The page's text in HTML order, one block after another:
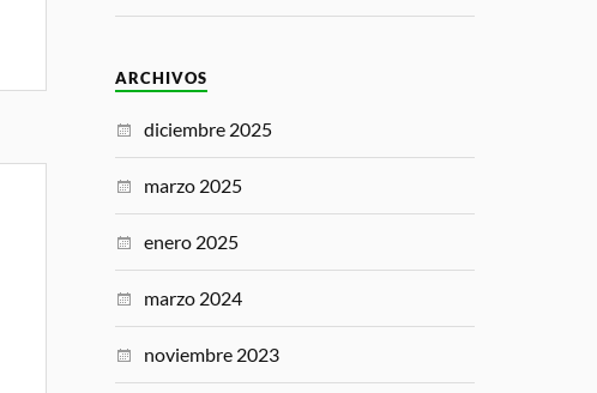
ARCHIVOS
diciembre 2025
marzo 2025
enero 2025
marzo 2024
noviembre 2023